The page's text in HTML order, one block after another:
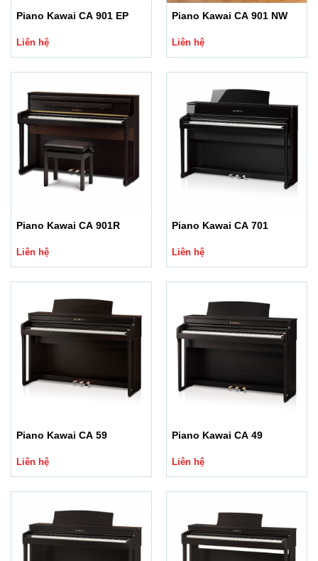
Piano Kawai CA 901 EP
Liên hệ
Piano Kawai CA 901 NW
Liên hệ
Piano Kawai CA 901R
Liên hệ
Piano Kawai CA 701
Liên hệ
Piano Kawai CA 59
Liên hệ
Piano Kawai CA 49
Liên hệ